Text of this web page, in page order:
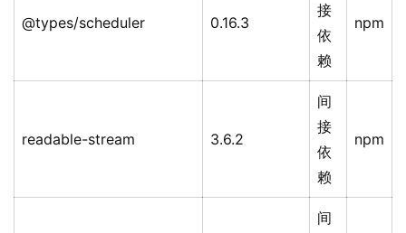
@types/scheduler 0.16.3
接
依
赖
npm
readable-stream 3.6.2
间
接
依
赖
npm
间